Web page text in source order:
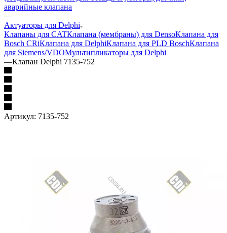
аварийные клапана
—
Актуаторы для Delphi
Клапаны для CATКлапана (мембраны) для DensoКлапана для
Bosch CRiКлапана для DelphiКлапана для PLD BoschКлапана
для Siemens/VDOМультипликаторы для Delphi
—Клапан Delphi 7135-752
Артикул: 7135-752